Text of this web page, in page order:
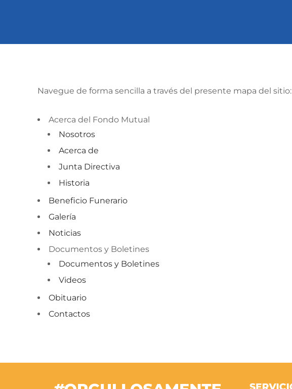
Navegue de forma sencilla a través del presente mapa del sitio:
Acerca del Fondo Mutual
Nosotros
Acerca de
Junta Directiva
Historia
Beneficio Funerario
Galería
Noticias
Documentos y Boletines
Documentos y Boletines
Videos
Obituario
Contactos